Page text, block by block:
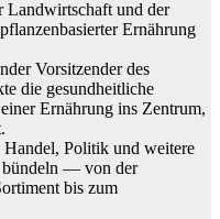
Landwirtschaft und der
Ernährung
Vorsitzender des
die gesundheitliche
Ernährung ins Zentrum,
Handel, Politik und weitere
bündeln — von der
bis zum